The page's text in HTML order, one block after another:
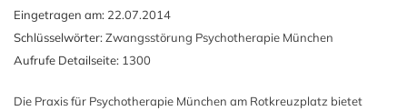
Eingetragen am: 22.07.2014
Schlüsselwörter: Zwangsstörung Psychotherapie München
Aufrufe Detailseite: 1300
Die Praxis für Psychotherapie München am Rotkreuzplatz bietet